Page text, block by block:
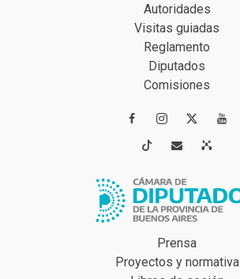
Autoridades
Visitas guiadas
Reglamento
Diputados
Comisiones
 
 
Prensa
Proyectos y normativa